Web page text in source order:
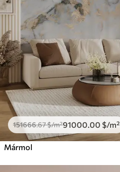
151666.67$/m²91000.00 $/m²
Mármol